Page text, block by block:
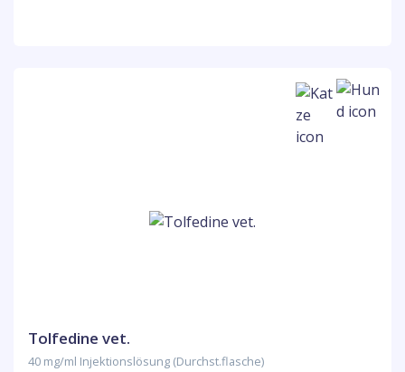
Tolfedine vet.
40 mg/ml Injektionslösung (Durchst.flasche)